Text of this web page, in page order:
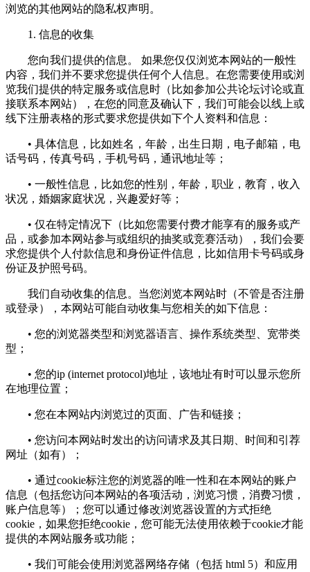
浏览的其他网站的隐私权声明。
1. 信息的收集
您向我们提供的信息。 如果您仅仅浏览本网站的一般性
内容，我们并不要求您提供任何个人信息。在您需要使用或浏
览我们提供的特定服务或信息时（比如参加公共论坛讨论或直
接联系本网站），在您的同意及确认下，我们可能会以线上或
线下注册表格的形式要求您提供如下个人资料和信息：
• 具体信息，比如姓名，年龄，出生日期，电子邮箱，电
话号码，传真号码，手机号码，通讯地址等；
• 一般性信息，比如您的性别，年龄，职业，教育，收入
状况，婚姻家庭状况，兴趣爱好等；
• 仅在特定情况下（比如您需要付费才能享有的服务或产
品，或参加本网站参与或组织的抽奖或竞赛活动），我们会要
求您提供个人付款信息和身份证件信息，比如信用卡号码或身
份证及护照号码。
我们自动收集的信息。当您浏览本网站时（不管是否注册
或登录），本网站可能自动收集与您相关的如下信息：
• 您的浏览器类型和浏览器语言、操作系统类型、宽带类
型；
• 您的ip (internet protocol)地址，该地址有时可以显示您所
在地理位置；
• 您在本网站内浏览过的页面、广告和链接；
• 您访问本网站时发出的访问请求及其日期、时间和引荐
网址（如有）；
• 通过cookie标注您的浏览器的唯一性和在本网站的账户
信息（包括您访问本网站的各项活动，浏览习惯，消费习惯，
账户信息等）；您可以通过修改浏览器设置的方式拒绝
cookie，如果您拒绝cookie，您可能无法使用依赖于cookie才能
提供的本网站服务或功能；
• 我们可能会使用浏览器网络存储（包括 html 5）和应用